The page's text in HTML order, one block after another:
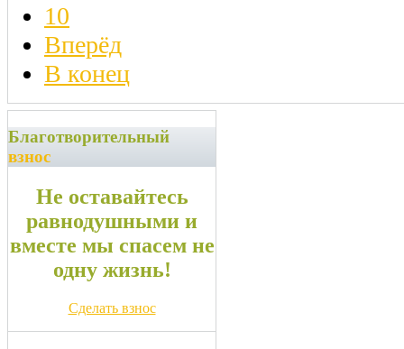
10
Вперёд
В конец
Благотворительный
взнос
Не оставайтесь
равнодушными и
вместе мы спасем не
одну жизнь!
Сделать взнос